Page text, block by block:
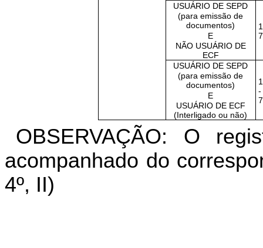
USUÁRIO DE SEPD
(para emissão de
documentos)
E
NÃO USUÁRIO DE
ECF
USUÁRIO DE SEPD
(para emissão de
documentos)
E
USUÁRIO DE ECF
(Interligado ou não)
OBSERVAÇÃO: O
acompanhado do
4º, II)